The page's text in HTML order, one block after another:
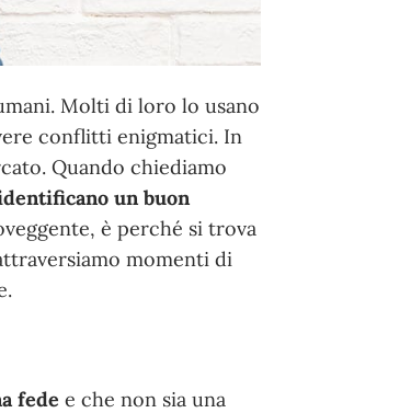
Molti di loro lo usano
conflitti enigmatici. In
Quando chiediamo
un buon
è perché si trova
momenti di
fede e che non sia una